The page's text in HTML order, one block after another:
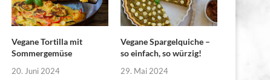
Vegane Tortilla mit
Sommergemüse
20. Juni 2024
Vegane Spargelquiche –
so einfach, so würzig!
29. Mai 2024